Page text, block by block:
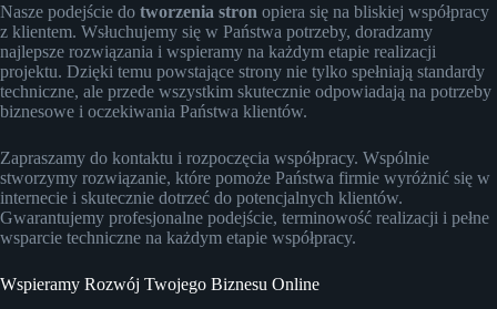
Nasze podejście do tworzenia stron opiera się na bliskiej współpracy
z klientem. Wsłuchujemy się w Państwa potrzeby, doradzamy
najlepsze rozwiązania i wspieramy na każdym etapie realizacji
projektu. Dzięki temu powstające strony nie tylko spełniają standardy
techniczne, ale przede wszystkim skutecznie odpowiadają na potrzeby
biznesowe i oczekiwania Państwa klientów.
Zapraszamy do kontaktu i rozpoczęcia współpracy. Wspólnie
stworzymy rozwiązanie, które pomoże Państwa firmie wyróżnić się w
internecie i skutecznie dotrzeć do potencjalnych klientów.
Gwarantujemy profesjonalne podejście, terminowość realizacji i pełne
wsparcie techniczne na każdym etapie współpracy.
Wspieramy Rozwój Twojego Biznesu Online